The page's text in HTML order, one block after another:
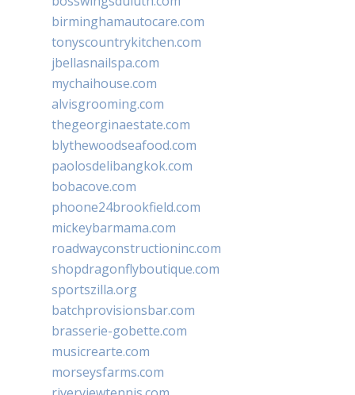
birminghamautocare.com
tonyscountrykitchen.com
jbellasnailspa.com
mychaihouse.com
alvisgrooming.com
thegeorginaestate.com
blythewoodseafood.com
paolosdelibangkok.com
bobacove.com
phoone24brookfield.com
mickeybarmama.com
roadwayconstructioninc.com
shopdragonflyboutique.com
sportszilla.org
batchprovisionsbar.com
brasserie-gobette.com
musicrearte.com
morseysfarms.com